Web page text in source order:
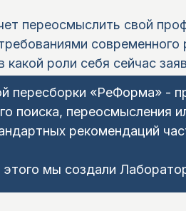
переосмыслить свой
современного
какой роли себя сейчас
«РеФорма» -
поиска, переосмысления
рекомендаций
мы создали